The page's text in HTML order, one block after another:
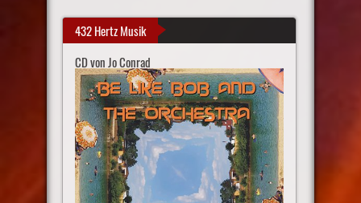
432 Hertz Musik
CD von Jo Conrad